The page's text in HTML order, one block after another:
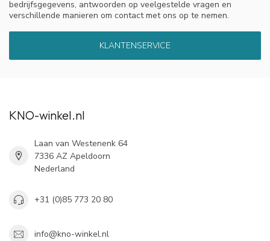
bedrijfsgegevens, antwoorden op veelgestelde vragen en
verschillende manieren om contact met ons op te nemen.
KLANTENSERVICE
KNO-winkel.nl
Laan van Westenenk 64
7336 AZ Apeldoorn
Nederland
+31 (0)85 773 20 80
info@kno-winkel.nl